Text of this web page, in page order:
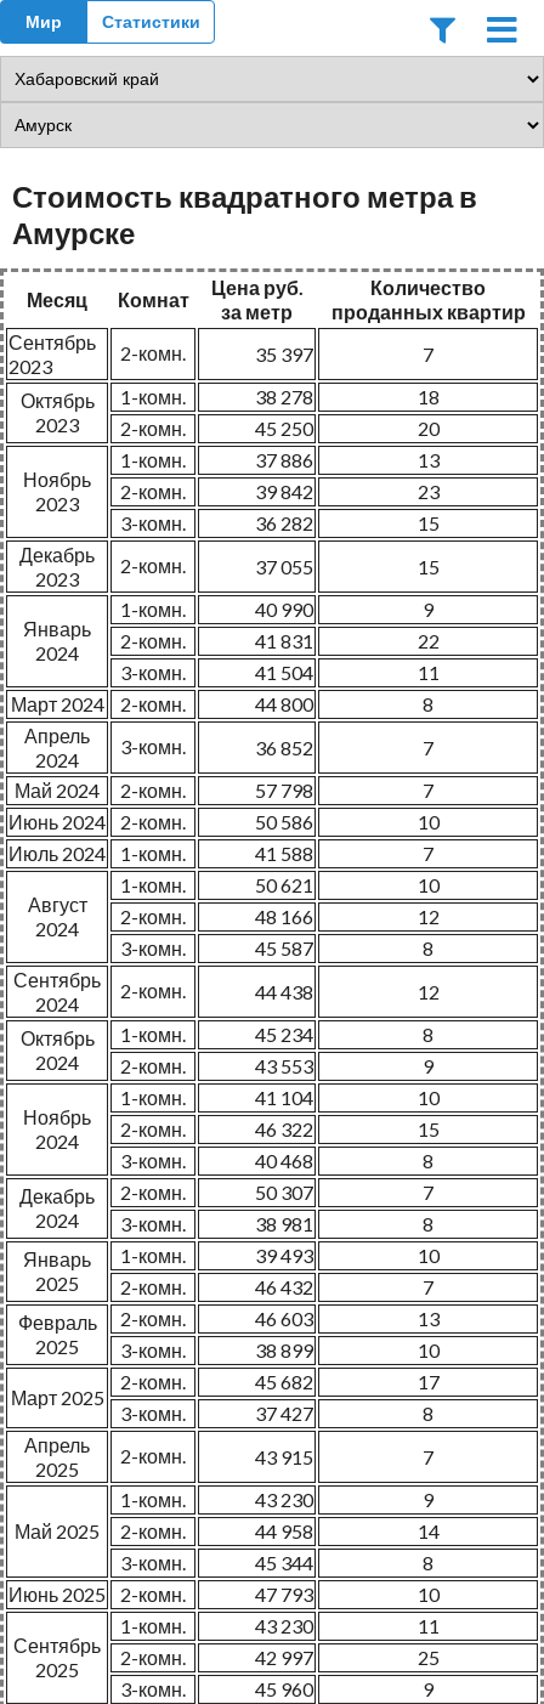
Мир Статистики
Стоимость квадратного метра в
Амурске
Месяц Комнат
Цена руб.
за метр
Количество
проданных квартир
Сентябрь
2023
2-комн. 35 397
7
Октябрь
2023
1-комн. 38 278
18
2-комн.
45 250 20
Ноябрь
2023
1-комн. 37 886
13
2-комн.
39 842
23
3-комн.
36 282
15
Декабрь
2023
2-комн. 37 055 15
Январь
2024
1-комн. 40 990
9
2-комн.
41 831
22
3-комн.
41 504
11
Март 2024
2-комн. 44 800
8
Апрель
2024
3-комн. 36 852
7
Май 2024
2-комн. 57 798
7
Июнь 2024
2-комн. 50 586
10
Июль 2024
1-комн. 41 588 7
Август
2024
1-комн. 50 621
10
2-комн.
48 166
12
3-комн.
45 587
8
Сентябрь
2024
2-комн. 44 438
12
Октябрь
2024
1-комн. 45 234
8
2-комн.
43 553 9
Ноябрь
2024
1-комн. 41 104
10
2-комн.
46 322
15
3-комн.
40 468
8
Декабрь
2024
2-комн. 50 307
7
3-комн.
38 981
8
Январь
2025
1-комн. 39 493
10
2-комн.
46 432
7
Февраль
2025
2-комн. 46 603
13
3-комн.
38 899 10
Март 2025
2-комн. 45 682
17
3-комн.
37 427
8
Апрель
2025
2-комн. 43 915 7
Май 2025
1-комн. 43 230
9
2-комн.
44 958
14
3-комн.
45 344
8
Июнь 2025
2-комн. 47 793 10
Сентябрь
2025
1-комн. 43 230
11
2-комн.
42 997
25
3-комн.
45 960 9